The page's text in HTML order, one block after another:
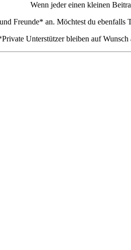
Wenn jeder einen kleinen
Freunde* an. Möchtest du ebenfalls
Unterstützer bleiben auf